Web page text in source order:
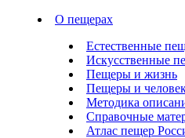
О пещерах
Естественные
Искусственные
Пещеры и жизнь
Пещеры и
Методика
Справочные
Атлас пещер